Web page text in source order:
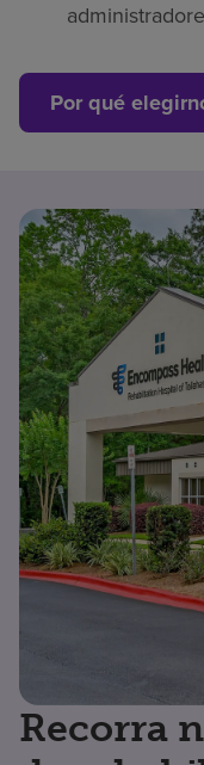
Por qué
Recorra